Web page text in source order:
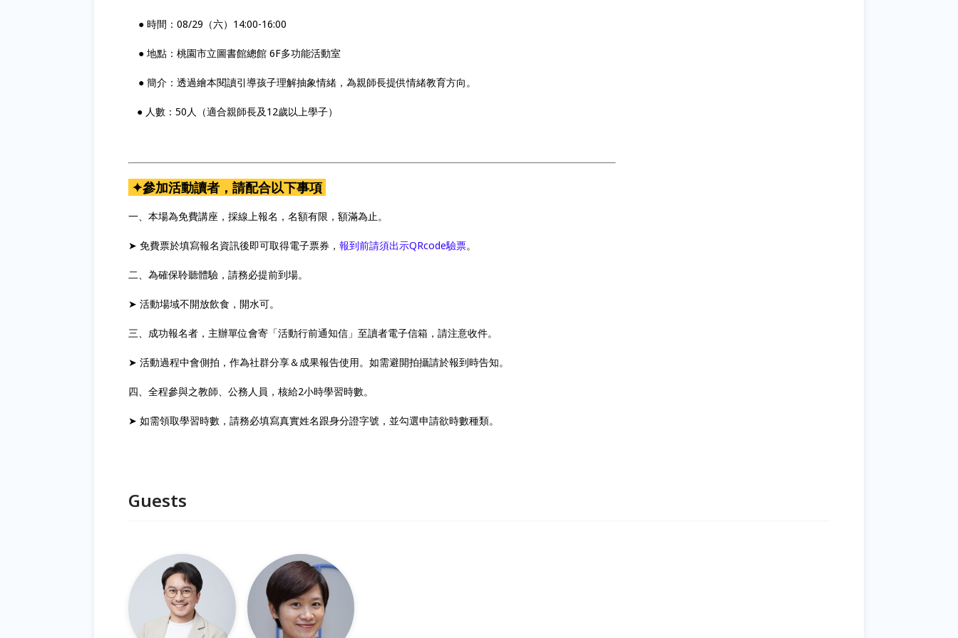
● 時間：08/29（六）14:00-16:00
● 地點：桃園市立圖書館總館 6F多功能活動室
● 簡介：透過繪本閱讀引導孩子理解抽象情緒，為親師長提供情緒教育方向。
● 人數：50人（適合親師長及12歲以上學子）
✦參加活動讀者，請配合以下事項
一、本場為免費講座，採線上報名，名額有限，額滿為止。
➤ 免費票於填寫報名資訊後即可取得電子票券， 報到前請須出示QRcode驗票。
二、為確保聆聽體驗，請務必提前到場。
➤ 活動場域不開放飲食，開水可。
三、成功報名者，主辦單位會寄「活動行前通知信」至讀者電子信箱，請注意收件。
➤ 活動過程中會側拍，作為社群分享＆成果報告使用。如需避開拍攝請於報到時告知。
四、全程參與之教師、公務人員，核給2小時學習時數。
➤ 如需領取學習時數，請務必填寫真實姓名跟身分證字號，並勾選申請欲時數種類。
Guests